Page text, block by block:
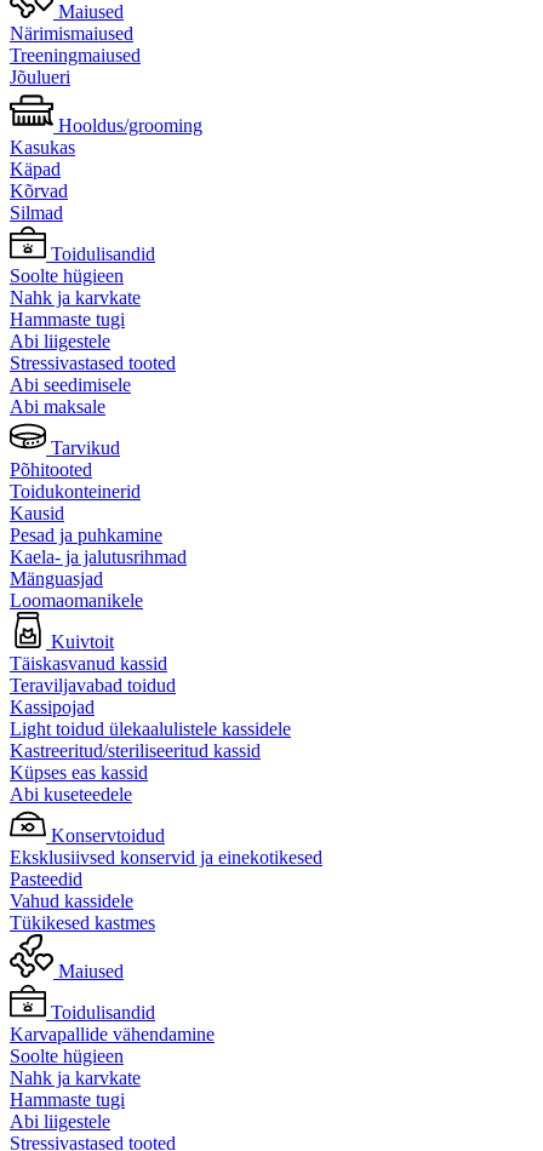
Maiused
Närimismaiused
Treeningmaiused
Jõulueri
Hooldus/grooming
Kasukas
Käpad
Kõrvad
Silmad
Toidulisandid
Soolte hügieen
Nahk ja karvkate
Hammaste tugi
Abi liigestele
Stressivastased tooted
Abi seedimisele
Abi maksale
Tarvikud
Põhitooted
Toidukonteinerid
Kausid
Pesad ja puhkamine
Kaela- ja jalutusrihmad
Mänguasjad
Loomaomanikele
Kuivtoit
Täiskasvanud kassid
Teraviljavabad toidud
Kassipojad
Light toidud ülekaalulistele kassidele
Kastreeritud/steriliseeritud kassid
Küpses eas kassid
Abi kuseteedele
Konservtoidud
Eksklusiivsed konservid ja einekotikesed
Pasteedid
Vahud kassidele
Tükikesed kastmes
Maiused
Toidulisandid
Karvapallide vähendamine
Soolte hügieen
Nahk ja karvkate
Hammaste tugi
Abi liigestele
Stressivastased tooted